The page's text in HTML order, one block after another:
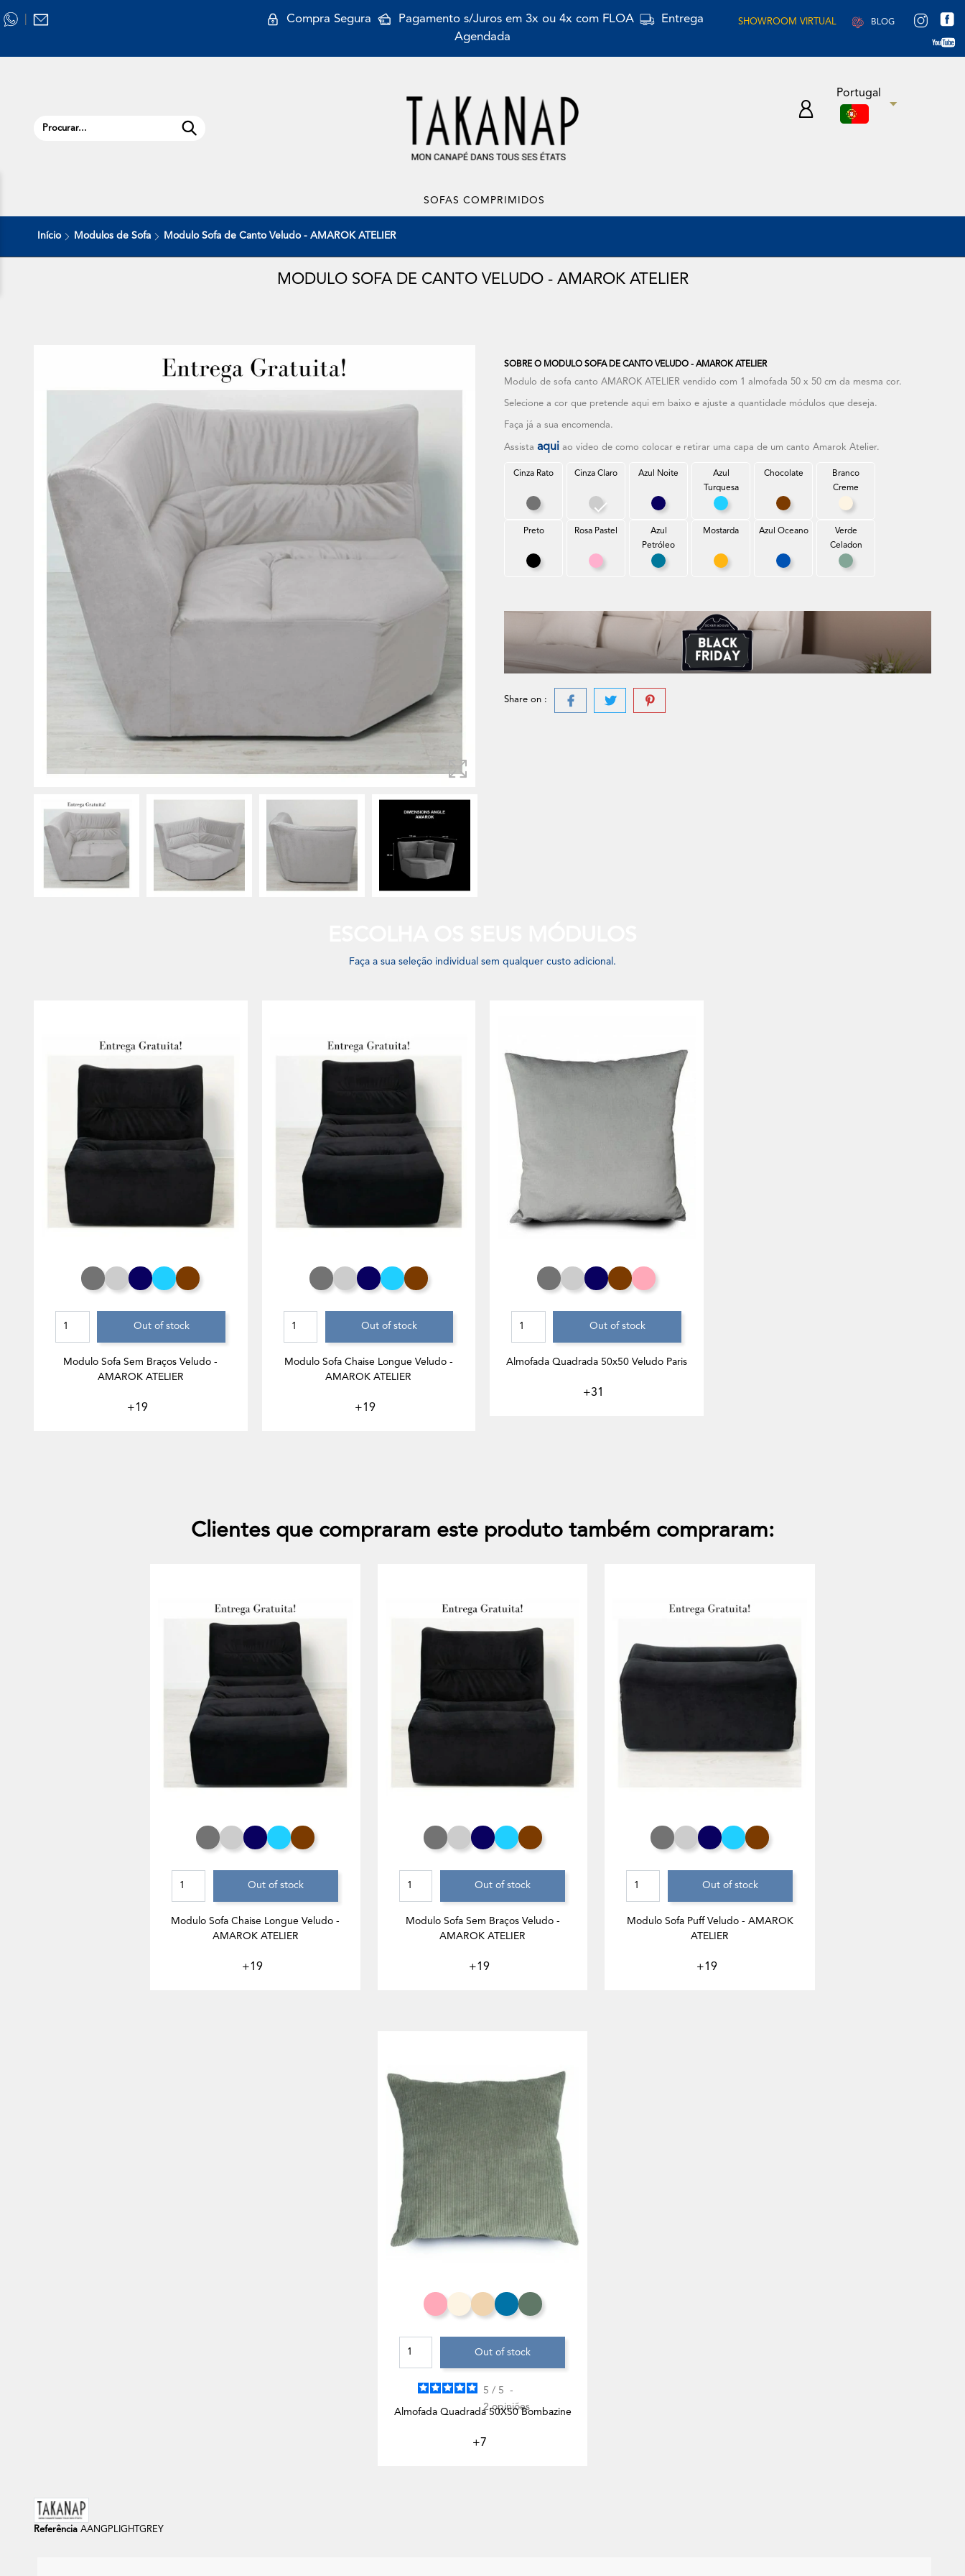
Compra Segura Pagamento s/Juros em 3x ou 4x com FLOA
Entrega
Agendada
SHOWROOM VIRTUAL BLOG
Portugal
SOFAS COMPRIMIDOS
Início Modulos de Sofa Modulo Sofa de Canto Veludo - AMAROK ATELIER
MODULO SOFA DE CANTO VELUDO - AMAROK ATELIER
SOBRE O MODULO SOFA DE CANTO VELUDO - AMAROK ATELIER
Modulo de sofa canto AMAROK ATELIER vendido com 1 almofada 50 x 50 cm da mesma cor.
Selecione a cor que pretende aqui em baixo e ajuste a quantidade módulos que deseja.
Faça já a sua encomenda.
Assista aqui ao vídeo de como colocar e retirar uma capa de um canto Amarok Atelier.
Cinza Rato
Cinza Rato
Cinza Claro
Cinza Claro
Azul Noite
Azul Noite
Azul
Turquesa
Azul Turquesa
Chocolate
Chocolate
Branco
Creme
Branco Creme
Preto
Preto
Rosa Pastel
Rosa Pastel
Azul
Petróleo
Azul Petróleo
Mostarda
Mostarda
Azul Oceano
Azul Oceano
Verde
Celadon
Verde Celadon
Share on :
Faça a sua seleção individual sem qualquer custo adicional.
Cinza RatoCinza Claro
Azul NoiteAzul Turquesa
Out of stock
Modulo Sofa Sem Braços Veludo -
AMAROK ATELIER
+19
Cinza RatoCinza Claro
Azul NoiteAzul Turquesa
Chocolate
Out of stock
Modulo Sofa Chaise Longue Veludo -
AMAROK ATELIER
+19
Cinza RatoCinza Claro
Azul Noite
Chocolate
Out of stock
Almofada Quadrada 50x50 Veludo Paris
+31
Clientes que compraram este produto também compraram:
Cinza RatoCinza Claro
Azul NoiteAzul Turquesa
Out of stock
Modulo Sofa Chaise Longue Veludo -
AMAROK ATELIER
+19
Cinza RatoCinza Claro
Azul NoiteAzul Turquesa
Chocolate
Out of stock
Modulo Sofa Sem Braços Veludo -
AMAROK ATELIER
+19
Cinza RatoCinza Claro
Azul NoiteAzul Turquesa
Out of stock
Modulo Sofa Puff Veludo - AMAROK
ATELIER
+19
SalmãoBranco Creme
ToffeeAzul Celeste
Eucalipto
Out of stock
5 / 5
-
2opiniões
Almofada Quadrada 50X50 Bombazine
+7
Referência AANGPLIGHTGREY